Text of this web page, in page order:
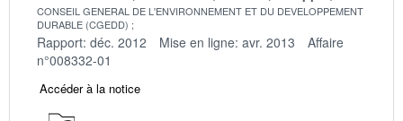
CONSEIL GENERAL DE L'ENVIRONNEMENT ET DU DEVELOPPEMENT
DURABLE (CGEDD)
Rapport: déc. 2012 Mise en ligne: avr. 2013
Affaire
n°008332-01
Accéder à la notice